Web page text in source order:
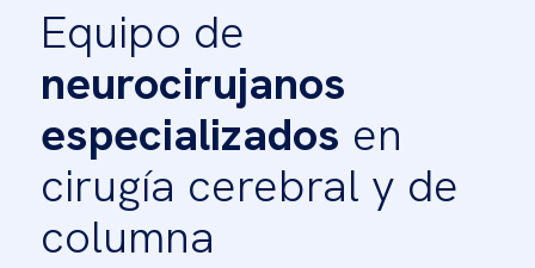
Equipo de
neurocirujanos
especializados en
cirugía cerebral y de
columna